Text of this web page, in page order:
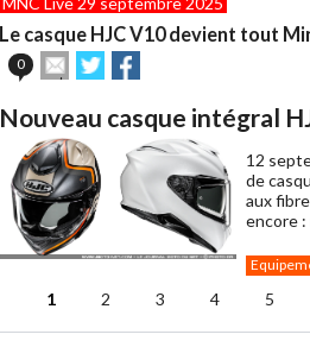
un
ami
Le casque HJC V10 devient tout
0
Envoyer
cet
à
un
ami
Partager
sur sur
Nouveau casque intégral
12
de
aux
encore
Pages
1 2 3 4 5